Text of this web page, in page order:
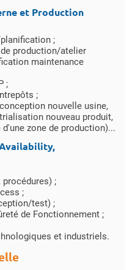
et Production
;
production/atelier
maintenance
;
;
nouvelle usine,
nouveau produit,
zone de production)...
procédures) ;
;
test) ;
de Fonctionnement ;
et industriels.